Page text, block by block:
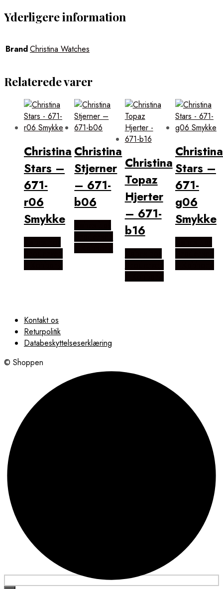
Yderligere information
BrandChristina Watches
Relaterede varer
Christina
Stars –
671-
r06
Smykke
Christina
Stjerner
– 671-
b06
Christina
Topaz
Hjerter
– 671-
b16
Christina
Stars –
671-
g06
Smykke
Kontakt os
Returpolitik
Databeskyttelseserklæring
© Shoppen